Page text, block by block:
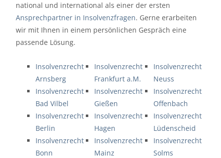
national und international als einer der ersten
Ansprechpartner in Insolvenzfragen. Gerne erarbeiten
wir mit Ihnen in einem persönlichen Gespräch eine
passende Lösung.
Insolvenzrecht
Arnsberg
Insolvenzrecht
Bad Vilbel
Insolvenzrecht
Berlin
Insolvenzrecht
Bonn
Insolvenzrecht
Frankfurt a.M.
Insolvenzrecht
Gießen
Insolvenzrecht
Hagen
Insolvenzrecht
Mainz
Insolvenzrecht
Neuss
Insolvenzrecht
Offenbach
Insolvenzrecht
Lüdenscheid
Insolvenzrecht
Solms